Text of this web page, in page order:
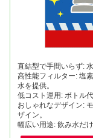
直結型で手間いらず:
高性能フィルター: 塩
水を提供。
低コスト運用: ボトル
おしゃれなデザイン:
ザイン。
幅広い用途: 飲み水だ